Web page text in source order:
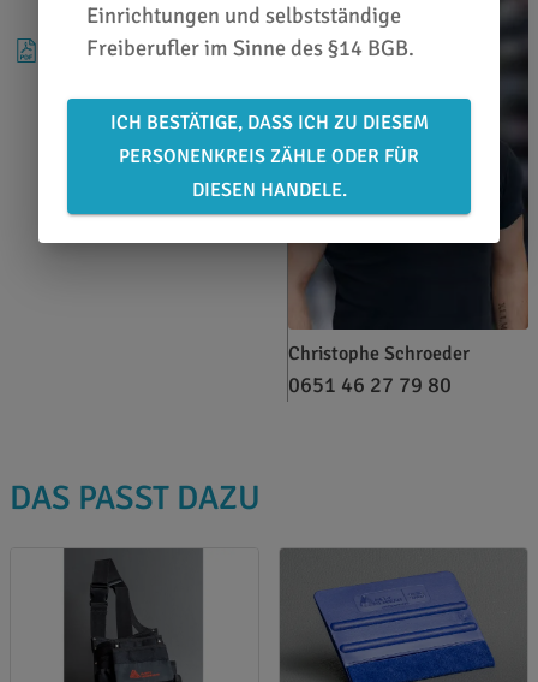
PRODUKTÜBERSICHT
Christophe Schroeder
0651 46 27 79 80
DAS PASST DAZU
Einrichtungen und selbstständige
Freiberufler im Sinne des §14 BGB.
ICH BESTÄTIGE, DASS ICH ZU DIESEM
PERSONENKREIS ZÄHLE ODER FÜR
DIESEN HANDELE.